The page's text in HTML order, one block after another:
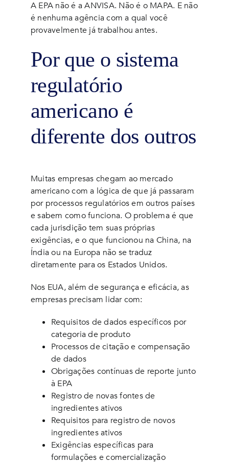
A EPA não é a ANVISA. Não é o MAPA. E não
é nenhuma agência com a qual você
provavelmente já trabalhou antes.
Por que o sistema
regulatório
americano é
diferente dos outros
Muitas empresas chegam ao mercado
americano com a lógica de que já passaram
por processos regulatórios em outros países
e sabem como funciona. O problema é que
cada jurisdição tem suas próprias
exigências, e o que funcionou na China, na
Índia ou na Europa não se traduz
diretamente para os Estados Unidos.
Nos EUA, além de segurança e eficácia, as
empresas precisam lidar com:
Requisitos de dados específicos por
categoria de produto
Processos de citação e compensação
de dados
Obrigações contínuas de reporte junto
à EPA
Registro de novas fontes de
ingredientes ativos
Requisitos para registro de novos
ingredientes ativos
Exigências específicas para
formulações e comercialização